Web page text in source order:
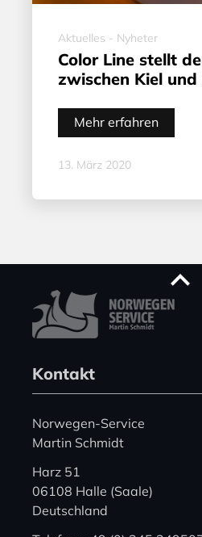
Aktuelles - Nyheter
Color Line stellt
zwischen Kiel und
Mehr erfahren
13. März 2020
Kontakt
Norwegen-Service
Martin Schmidt
Harz 51
06108 Halle (Saale)
Deutschland